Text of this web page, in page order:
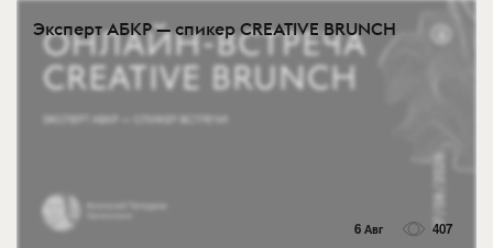
Эксперт АБКР — спикер CREATIVE BRUNCH
6 Авг 407